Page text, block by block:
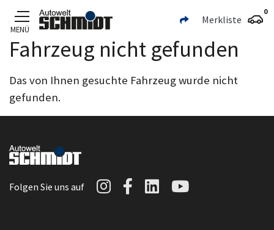
Zum Hauptinhalt
MENÜ
Merkliste
0
Fahrzeug nicht gefunden
Das von Ihnen gesuchte Fahrzeug wurde nicht
gefunden.
Folgen Sie uns auf Autowelt Schmidt auf
Autowelt Schmidt
AutoweltAutowelt